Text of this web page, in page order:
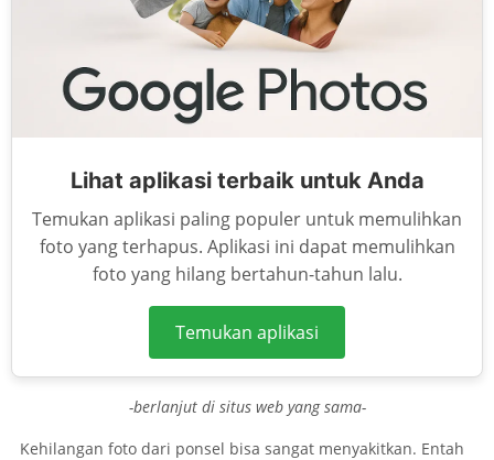
Lihat aplikasi terbaik untuk Anda
Temukan aplikasi paling populer untuk memulihkan
foto yang terhapus. Aplikasi ini dapat memulihkan
foto yang hilang bertahun-tahun lalu.
Temukan aplikasi
-berlanjut di situs web yang sama-
Kehilangan foto dari ponsel bisa sangat menyakitkan. Entah